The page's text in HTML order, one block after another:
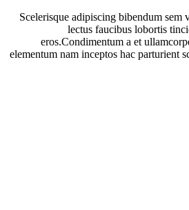
Scelerisque adipiscing bibendum sem
lectus faucibus lobortis
eros.Condimentum a et
elementum nam inceptos hac parturient